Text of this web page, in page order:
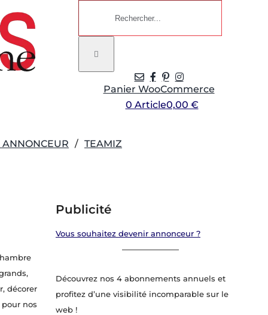
Panier WooCommerce
0 Article0,00 €
TEAMIZ
décorer
nos
Publicité
Vous souhaitez devenir annonceur ?
Découvrez nos 4 abonnements annuels et
profitez d’une visibilité incomparable sur le
web !